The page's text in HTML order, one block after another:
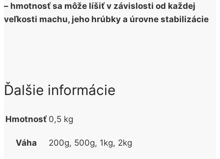
– hmotnosť sa môže líšiť v závislosti od každej
veľkosti machu, jeho hrúbky a úrovne stabilizácie
Ďalšie informácie
Hmotnosť 0,5 kg
Váha 200g, 500g, 1kg, 2kg